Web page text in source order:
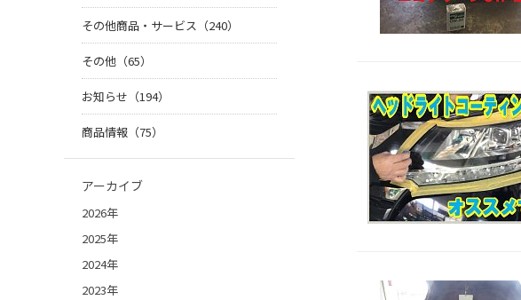
その他商品・サービス（240）
その他（65）
お知らせ（194）
商品情報（75）
アーカイブ
2026年
2025年
2024年
2023年